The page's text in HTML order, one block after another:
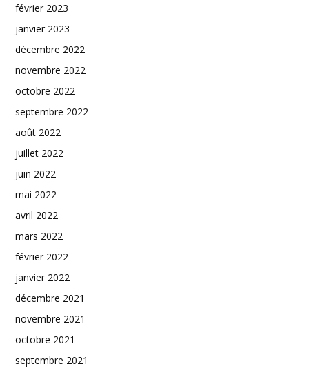
février 2023
janvier 2023
décembre 2022
novembre 2022
octobre 2022
septembre 2022
août 2022
juillet 2022
juin 2022
mai 2022
avril 2022
mars 2022
février 2022
janvier 2022
décembre 2021
novembre 2021
octobre 2021
septembre 2021